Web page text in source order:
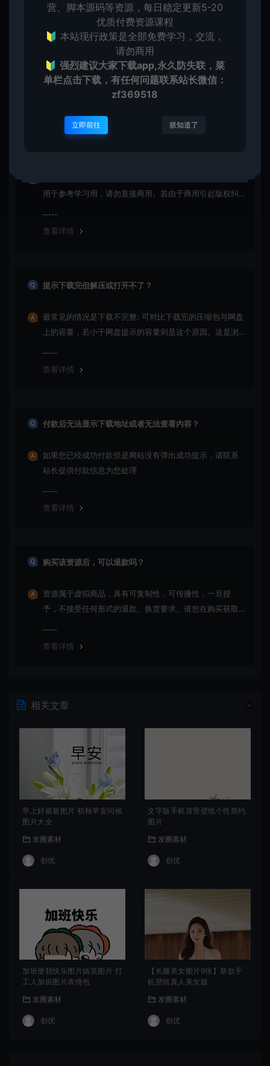
除夕早安问候语图片最新版大全 最新出炉早上好图片8张
下一篇：
常见问题
用于参考学习用，请勿直接商用。若由于商用引起版权纠
查看详情
提示下载完但解压或打开不了？
最常见的情况是下载不完整: 可对比下载完的压缩包与网盘
上的容量，若小于网盘提示的容量则是这个原因。这是浏
查看详情
付款后无法显示下载地址或者无法查看内容？
如果您已经成功付款但是网站没有弹出成功提示，请联系
站长提供付款信息为您处理
查看详情
购买该资源后，可以退款吗？
资源属于虚拟商品，具有可复制性，可传播性，一旦授
予，不接受任何形式的退款、换货要求。请您在购买获取
查看详情
相关文章
早上好最新图片 初秋早安问候
图片大全
发圈素材
创优
文字版手机背景壁纸个性简约
图片
发圈素材
创优
加班使我快乐图片搞笑图片 打
工人加班图片表情包
发圈素材
创优
【长腿美女图片9张】新款手
机壁纸真人美女版
发圈素材
创优
营、脚本源码等资源，每日稳定更新5-20
优质付费资源课程
🔰 本站现行政策是全部免费学习，交流，
请勿商用
🔰强烈建议大家下载app,永久防失联，菜
单栏点击下载，有任何问题联系站长微信：
zf369518
立即前往 朕知道了